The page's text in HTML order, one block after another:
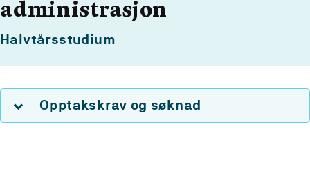
administrasjon
Halvtårsstudium
Opptakskrav og søknad